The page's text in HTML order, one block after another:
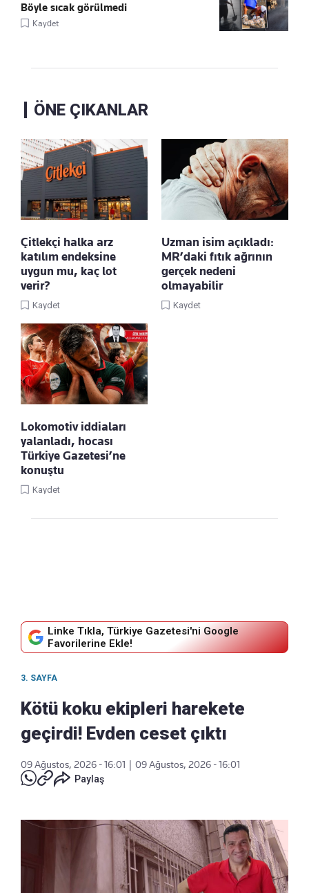
Böyle sıcak görülmedi
Kaydet
ÖNE ÇIKANLAR
Çitlekçi halka arz
katılım endeksine
uygun mu, kaç lot
verir?
Kaydet
Uzman isim açıkladı:
MR’daki fıtık ağrının
gerçek nedeni
olmayabilir
Kaydet
Lokomotiv iddiaları
yalanladı, hocası
Türkiye Gazetesi’ne
konuştu
Kaydet
Linke Tıkla, Türkiye Gazetesi'ni Google
Favorilerine Ekle!
3. SAYFA
Kötü koku ekipleri harekete
geçirdi! Evden ceset çıktı
09 Ağustos, 2026 - 16:01 | 09 Ağustos, 2026 - 16:01
Paylaş